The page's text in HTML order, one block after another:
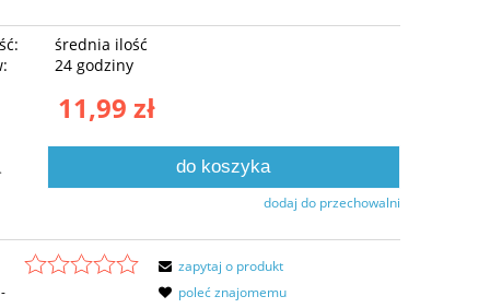
średnia ilość
24 godziny
11,99 zł
do koszyka
dodaj do przechowalni
-
zapytaj o produkt
poleć znajomemu